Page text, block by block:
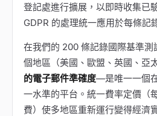
登記處進行擴展，以即時收集已
GDPR 的處理統一應用於每條記
在我們的 200 條記錄國際基準
個地區（美國、歐盟、英國、亞
的電子郵件準確度—是唯一一個
一水準的平台。統一費率定價（
費）使多地區重新運行變得經濟